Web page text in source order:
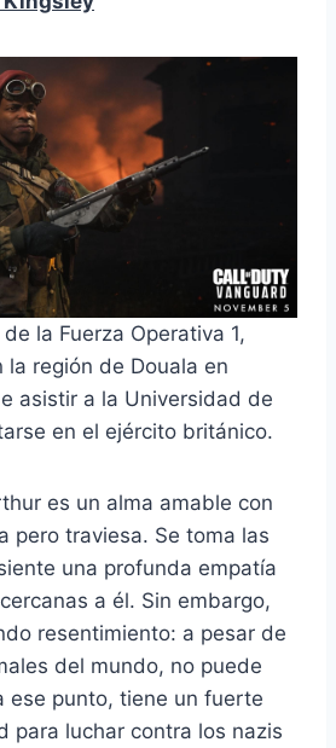
la Fuerza Operativa 1,
la región de Douala en
asistir a la Universidad de
en el ejército británico.
es un alma amable con
pero traviesa. Se toma las
una profunda empatía
a él. Sin embargo,
resentimiento: a pesar de
del mundo, no puede
ese punto, tiene un fuerte
para luchar contra los nazis